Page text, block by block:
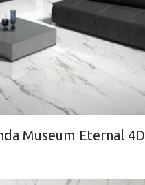
Museum Eternal 4D